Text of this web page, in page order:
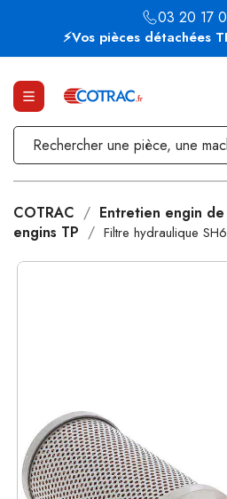
⚡Vos pièces détachées
03 20 17
COTRAC Entretien engin
engins TP
Filtre hydraulique